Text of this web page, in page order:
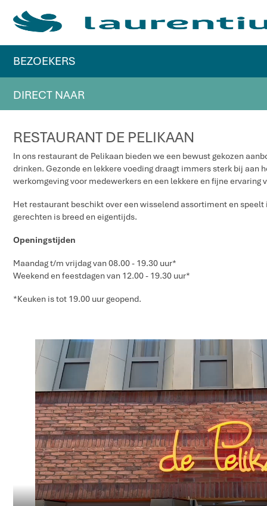
BEZOEKERS
DIRECT NAAR
RESTAURANT DE PELIKAAN
In ons restaurant de Pelikaan bieden we een bewust gekozen
drinken. Gezonde en lekkere voeding draagt immers sterk bij aan
werkomgeving voor medewerkers en een lekkere en fijne ervaring
Het restaurant beschikt over een wisselend assortiment en speelt
gerechten is breed en eigentijds.
Openingstijden
Maandag t/m vrijdag van 08.00 - 19.30 uur*
Weekend en feestdagen van 12.00 - 19.30 uur*
*Keuken is tot 19.00 uur geopend.